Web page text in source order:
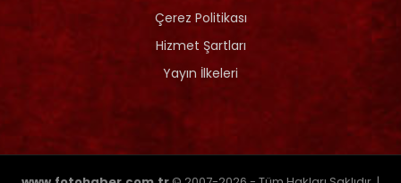
Çerez Politikası
Hizmet Şartları
Yayın İlkeleri